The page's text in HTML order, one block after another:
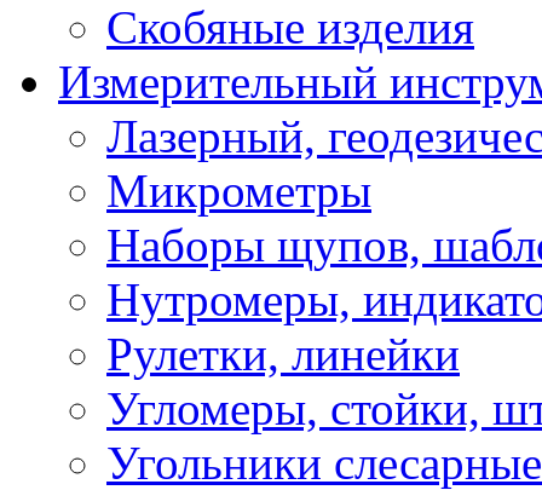
Скобяные изделия
Измерительный
Лазерный,
Микрометры
Наборы щупов,
Нутромеры,
Рулетки, линейки
Угломеры, стойки,
Угольники слесарные